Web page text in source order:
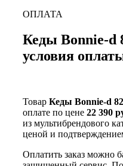
ОПЛАТА
Кеды Bonnie-d
условия
Товар Кеды Bonnie-d
оплате по цене 22 390
из мультибрендового
ценой и
Оплатить заказ можно